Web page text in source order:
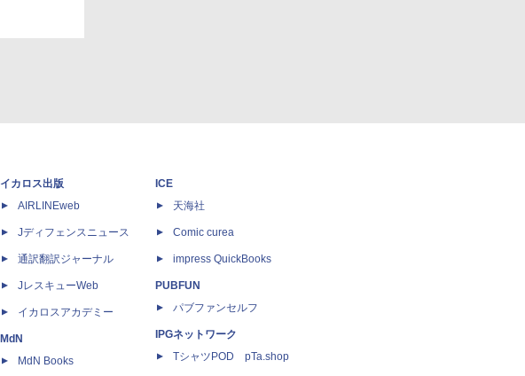
イカロス出版
AIRLINEweb
Jディフェンスニュース
通訳翻訳ジャーナル
JレスキューWeb
イカロスアカデミー
MdN
MdN Books
ICE
天海社
Comic curea
impress QuickBooks
PUBFUN
パブファンセルフ
IPGネットワーク
TシャツPOD pTa.shop